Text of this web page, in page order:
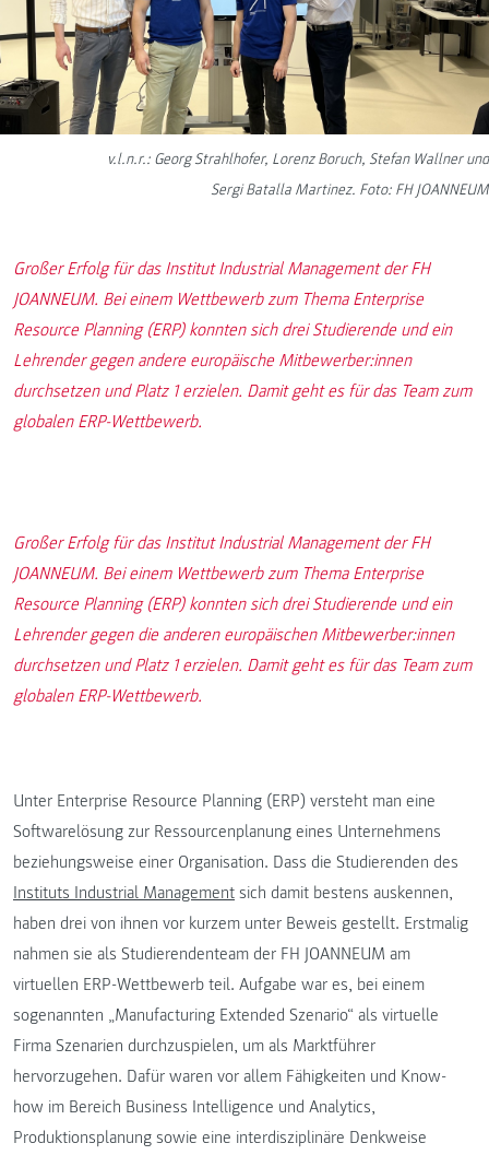
v.l.n.r.: Georg Strahlhofer, Lorenz Boruch, Stefan Wallner und
Sergi Batalla Martinez. Foto: FH JOANNEUM
Großer Erfolg für das Institut Industrial Management der FH
JOANNEUM. Bei einem Wettbewerb zum Thema Enterprise
Resource Planning (ERP) konnten sich drei Studierende und ein
Lehrender gegen andere europäische Mitbewerber:innen
durchsetzen und Platz 1 erzielen. Damit geht es für das Team zum
globalen ERP-Wettbewerb.
Großer Erfolg für das Institut Industrial Management der FH
JOANNEUM. Bei einem Wettbewerb zum Thema Enterprise
Resource Planning (ERP) konnten sich drei Studierende und ein
Lehrender gegen die anderen europäischen Mitbewerber:innen
durchsetzen und Platz 1 erzielen. Damit geht es für das Team zum
globalen ERP-Wettbewerb.
Unter Enterprise Resource Planning (ERP) versteht man eine
Softwarelösung zur Ressourcenplanung eines Unternehmens
beziehungsweise einer Organisation. Dass die Studierenden des
Instituts Industrial Management sich damit bestens auskennen,
haben drei von ihnen vor kurzem unter Beweis gestellt. Erstmalig
nahmen sie als Studierendenteam der FH JOANNEUM am
virtuellen ERP-Wettbewerb teil. Aufgabe war es, bei einem
sogenannten „Manufacturing Extended Szenario“ als virtuelle
Firma Szenarien durchzuspielen, um als Marktführer
hervorzugehen. Dafür waren vor allem Fähigkeiten und Know-
how im Bereich Business Intelligence und Analytics,
Produktionsplanung sowie eine interdisziplinäre Denkweise